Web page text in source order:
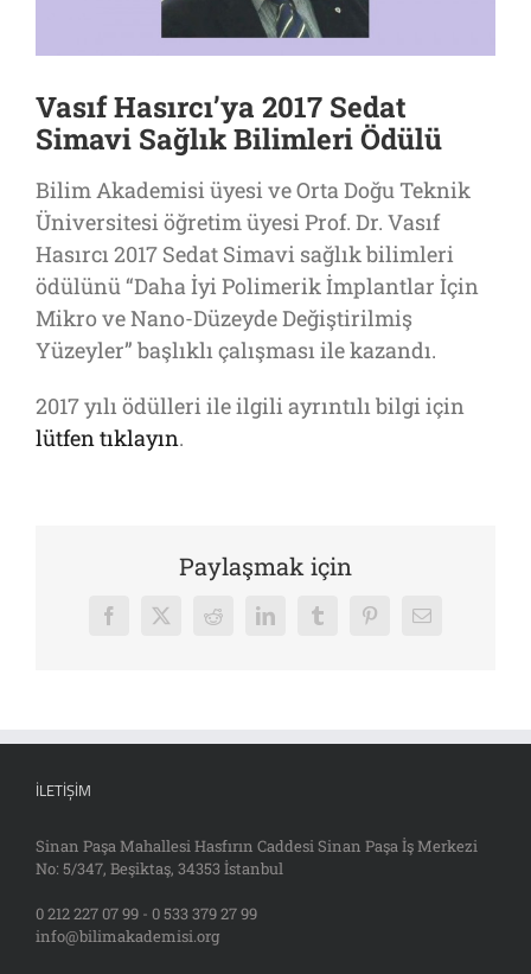
Vasıf Hasırcı’ya 2017 Sedat
Simavi Sağlık Bilimleri Ödülü
Bilim Akademisi üyesi ve Orta Doğu Teknik
Üniversitesi öğretim üyesi Prof. Dr. Vasıf
Hasırcı 2017 Sedat Simavi sağlık bilimleri
ödülünü “Daha İyi Polimerik İmplantlar İçin
Mikro ve Nano-Düzeyde Değiştirilmiş
Yüzeyler” başlıklı çalışması ile kazandı.
2017 yılı ödülleri ile ilgili ayrıntılı bilgi için
lütfen tıklayın.
Paylaşmak için
Facebook
X Reddit LinkedInTumblrPinterest
E-
İLETIŞIM
Sinan Paşa Mahallesi Hasfırın Caddesi Sinan Paşa İş Merkezi
No: 5/347, Beşiktaş, 34353 İstanbul
0 212 227 07 99 - 0 533 379 27 99
info@bilimakademisi.org